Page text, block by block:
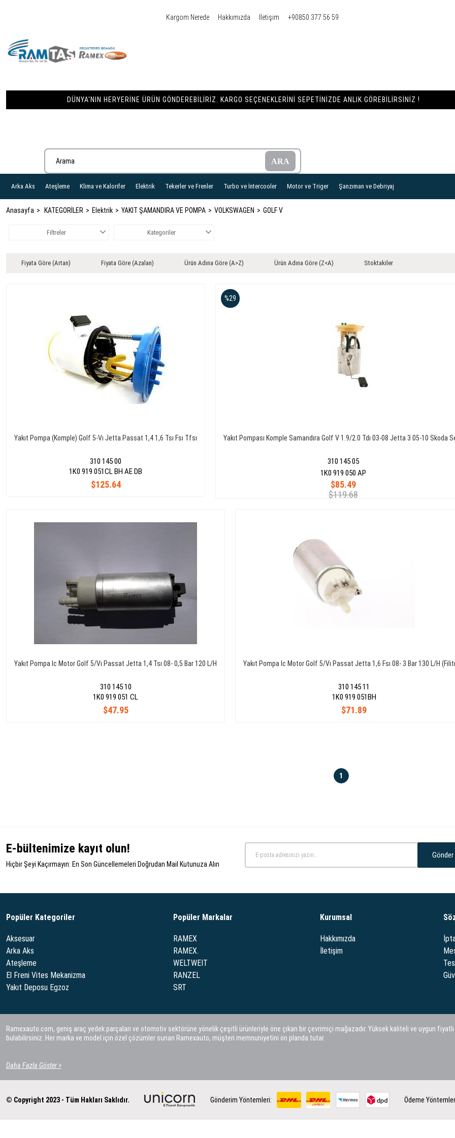
Kargom Nerede Hakkımızda İletişim +90850 377 56 59
DÜNYA'NIN HERYERINE ÜRÜN GÖNDEREBILIRIZ. KARGO SEÇENEKLERINI SEPETINIZDE ANLIK GÖREBILIRSINIZ !
Arka Aks Ateşleme Klima ve Kalorifer Elektrik Tekerler ve Frenler Turbo ve İntercooler Motor ve Triger Şanzıman ve Debriyaj
Anasayfa KATEGORİLER Elektrik YAKIT ŞAMANDIRA VE POMPA VOLKSWAGEN GOLF V
Filtreler Kategoriler
Fiyata Göre (Artan) Fiyata Göre (Azalan) Ürün Adına Göre (A>Z) Ürün Adına Göre (Z<A) Stoktakiler
Yakıt Pompa (Komple) Golf 5-Vı Jetta Passat 1,4 1,6 Tsı Fsı Tfsı
310 145 00
$125.64
1K0 919 051CL BH AE DB
Yakıt Pompası Komple Samandıra Golf V 1.9/2.0 Tdı 03-08 Jetta 3 05-10 Skoda
310 145 05
$85.49
$119.68
%29
1K0 919 050 AP
Yakıt Pompa Ic Motor Golf 5/Vı Passat Jetta 1,4 Tsı 08- 0,5 Bar 120 L/H
310 145 10
$47.95
1K0 919 051 CL
Yakıt Pompa Ic Motor Golf 5/Vı Passat Jetta 1,6 Fsı 08- 3 Bar 130 L/H
310 145 11
$71.89
1K0 919 051BH
1
E-bültenimize kayıt olun!
Hiçbir Şeyi Kaçırmayın: En Son Güncellemeleri Doğrudan Mail Kutunuza Alın
Gönder
Popüler Kategoriler
Aksesuar
Arka Aks
Ateşleme
El Freni Vites Mekanizma
Yakıt Deposu Egzoz
Popüler Markalar
RAMEX
RAMEX.
WELTWEIT
RANZEL
SRT
Kurumsal
Hakkımızda
İletişim
Ramexauto.com, geniş araç yedek parçaları ve otomotiv sektörüne yönelik çeşitli ürünleriyle öne çıkan bir çevrimiçi mağazadır. Yüksek kaliteli ve uygun
bulabilirsiniz. Her marka ve model için özel çözümler sunan Ramexauto, müşteri memnuniyetini ön planda tutar.
Daha Fazla Göster >
© Copyright 2023 - Tüm Hakları Saklıdır. Gönderim Yöntemleri: Ödeme